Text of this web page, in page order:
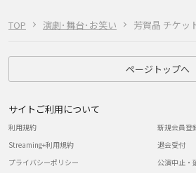
TOP 演劇･舞台･お笑い 芳賀晶 チケッ
ページトップへ
サイトご利用について
利用規約
Streaming+利用規約
プライバシーポリシー
新規会員登
退会受付
公演中止・